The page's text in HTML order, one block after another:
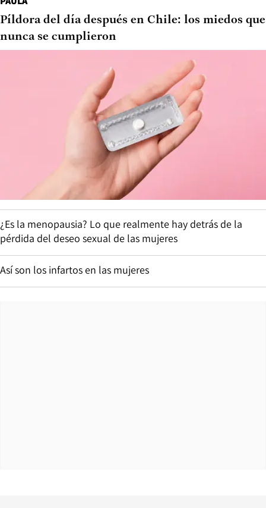
Píldora del día después en Chile: los miedos que
nunca se cumplieron
¿Es la menopausia? Lo que realmente hay detrás de la
pérdida del deseo sexual de las mujeres
Así son los infartos en las mujeres